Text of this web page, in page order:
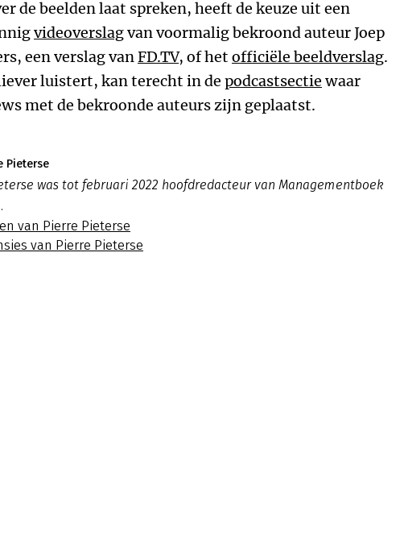
de beelden laat spreken, heeft de keuze uit een
videoverslagvan voormalig bekroond auteur Joep
een verslag vanFD.TV, of het officiële beeldverslag.
luistert, kan terecht in de podcastsectie waar
met de bekroonde auteurs zijn geplaatst.
Pieterse
was tot februari 2022 hoofdredacteur van Managementboek
van Pierre Pieterse
van Pierre Pieterse